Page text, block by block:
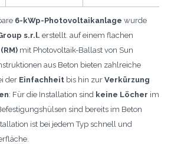
6-kWp-Photovoltaikanlage wurde
s.r.l. erstellt. auf einem flachen
mit Photovoltaik-Ballast von Sun
aus Beton bieten zahlreiche
der Einfachheit bis hin zur Verkürzung
: Für die Installation sind keine Löcher im
sind bereits im Beton
ist bei jedem Typ schnell und